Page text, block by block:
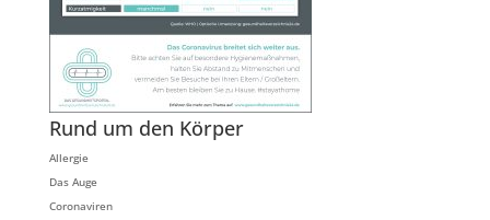
Rund um den Körper
Allergie
Das Auge
Coronaviren